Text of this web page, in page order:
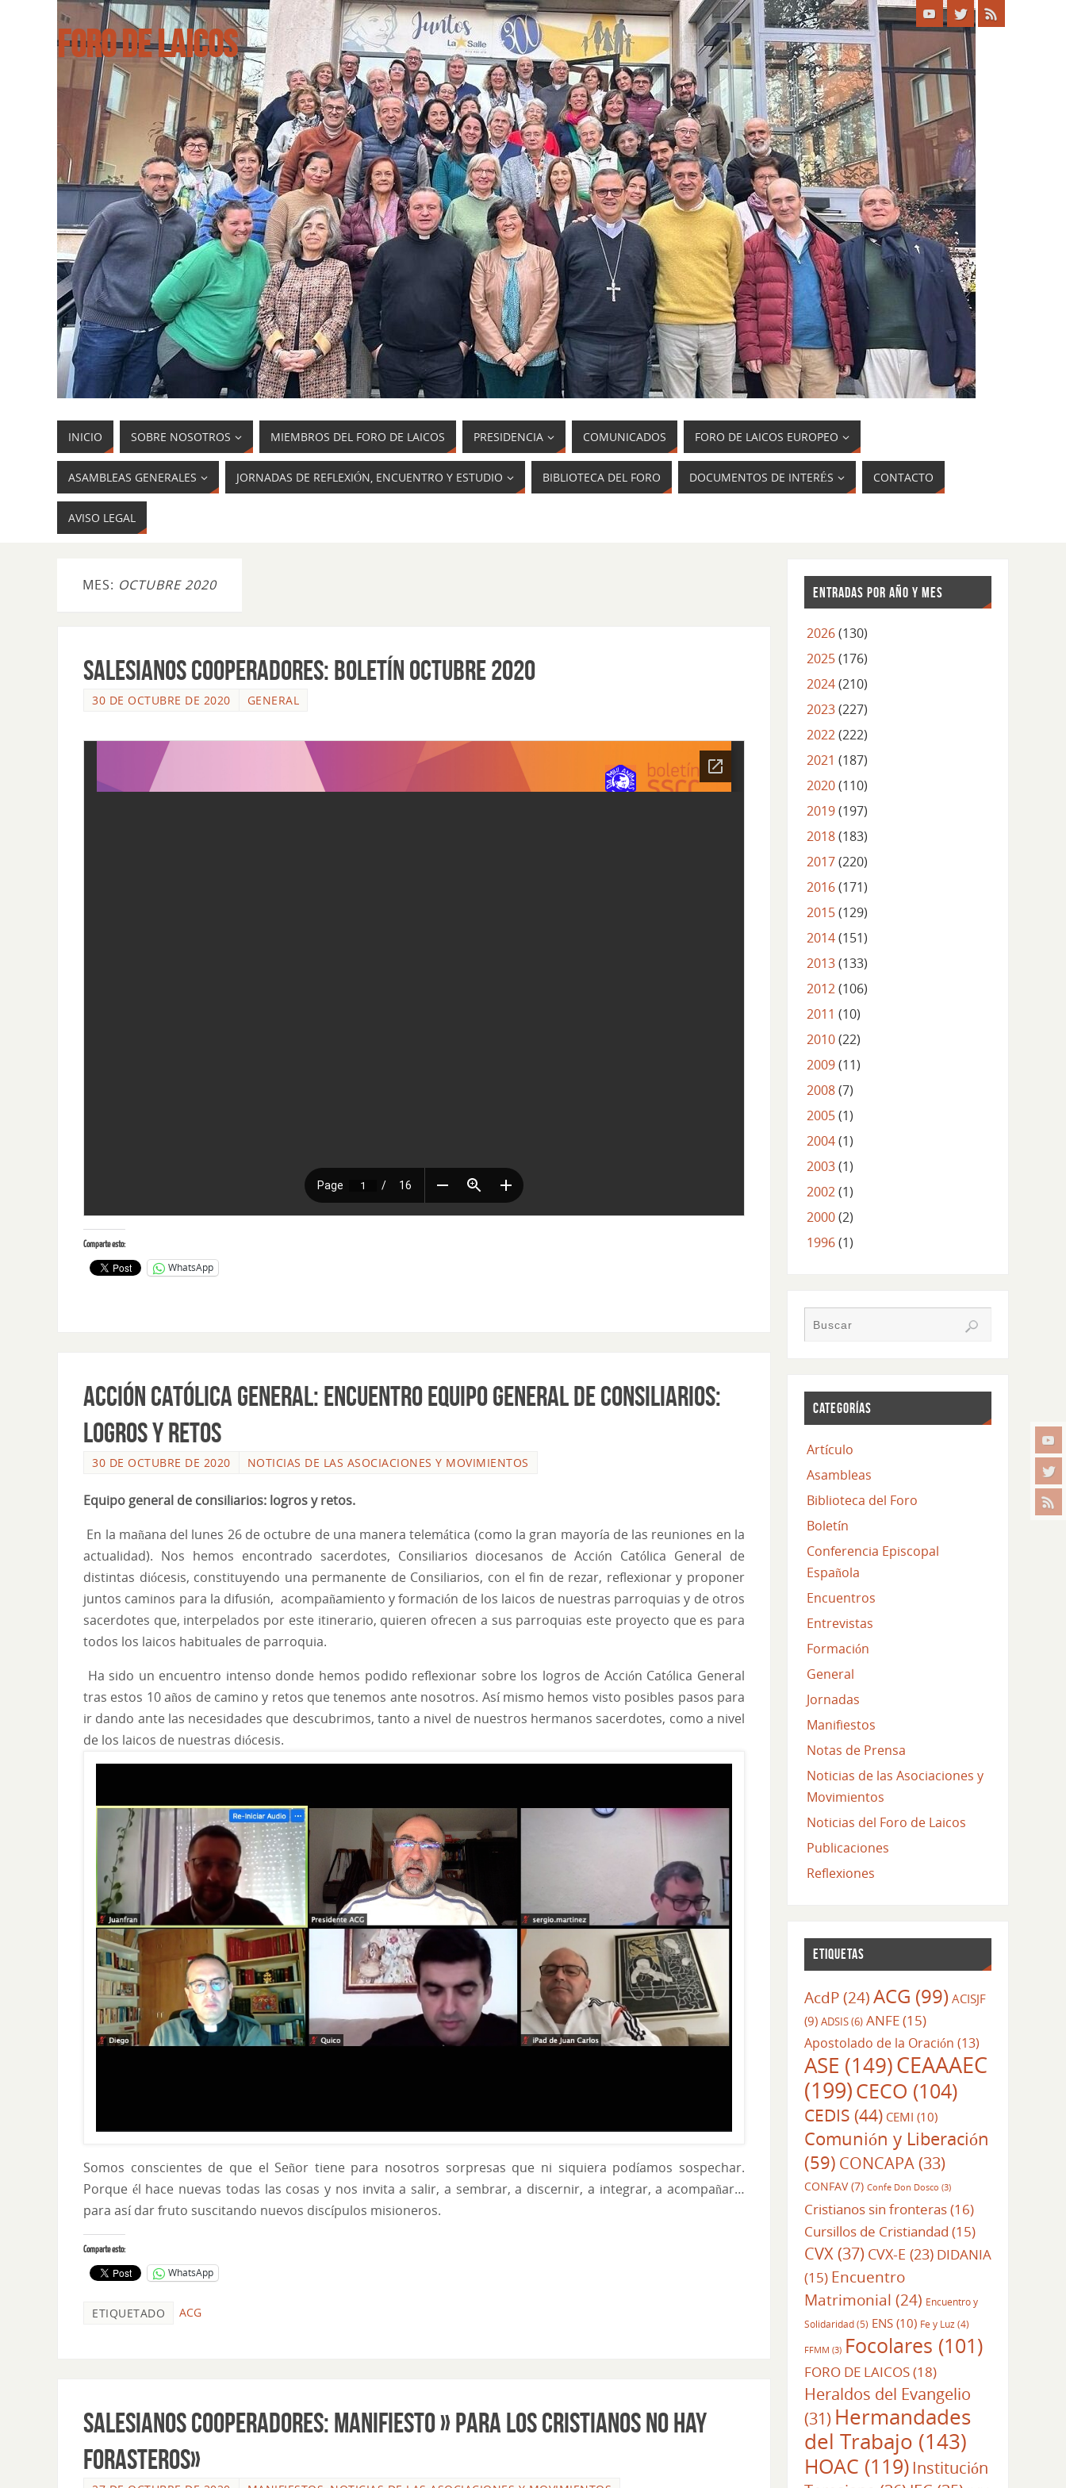
FORO DE LAICOS
INICIO SOBRE NOSOTROS MIEMBROS DEL FORO DE LAICOS PRESIDENCIA COMUNICADOS FORO DE LAICOS EUROPEO
ASAMBLEAS GENERALES JORNADAS DE REFLEXIÓN, ENCUENTRO Y ESTUDIO BIBLIOTECA DEL FORO DOCUMENTOS DE INTERÉS CONTACTO
AVISO LEGAL
MES: OCTUBRE 2020
SALESIANOS COOPERADORES: BOLETÍN OCTUBRE 2020
30 DE OCTUBRE DE 2020 GENERAL
Comparte esto:
WhatsApp
ACCIÓN CATÓLICA GENERAL: ENCUENTRO EQUIPO GENERAL DE CONSILIARIOS:
LOGROS Y RETOS
30 DE OCTUBRE DE 2020 NOTICIAS DE LAS ASOCIACIONES Y MOVIMIENTOS
Equipo general de consiliarios: logros y retos.
En la mañana del lunes 26 de octubre de una manera telemática (como la gran mayoría de las reuniones en la
actualidad). Nos hemos encontrado sacerdotes, Consiliarios diocesanos de Acción Católica General de
distintas diócesis, constituyendo una permanente de Consiliarios, con el fin de rezar, reflexionar y proponer
juntos caminos para la difusión, acompañamiento y formación de los laicos de nuestras parroquias y de otros
sacerdotes que, interpelados por este itinerario, quieren ofrecen a sus parroquias este proyecto que es para
todos los laicos habituales de parroquia.
Ha sido un encuentro intenso donde hemos podido reflexionar sobre los logros de Acción Católica General
tras estos 10 años de camino y retos que tenemos ante nosotros. Así mismo hemos visto posibles pasos para
ir dando ante las necesidades que descubrimos, tanto a nivel de nuestros hermanos sacerdotes, como a nivel
de los laicos de nuestras diócesis.
Somos conscientes de que el Señor tiene para nosotros sorpresas que ni siquiera podíamos sospechar.
Porque él hace nuevas todas las cosas y nos invita a salir, a sembrar, a discernir, a integrar, a acompañar…
para así dar fruto suscitando nuevos discípulos misioneros.
Comparte esto:
WhatsApp
ETIQUETADO ACG
SALESIANOS COOPERADORES: MANIFIESTO » PARA LOS CRISTIANOS NO HAY
FORASTEROS»
ENTRADAS POR AÑO Y MES
2026(130)
2025(176)
2024(210)
2023(227)
2022(222)
2021 (187)
2020(110)
2019(197)
2018(183)
2017(220)
2016(171)
2015(129)
2014(151)
2013(133)
2012(106)
2011 (10)
2010(22)
2009(11)
2008(7)
2005(1)
2004(1)
2003(1)
2002(1)
2000(2)
1996(1)
CATEGORÍAS
Artículo
Asambleas
Biblioteca del Foro
Boletín
Conferencia Episcopal
Española
Encuentros
Entrevistas
Formación
General
Jornadas
Manifiestos
Notas de Prensa
Noticias de las Asociaciones y
Movimientos
Noticias del Foro de Laicos
Publicaciones
Reflexiones
ETIQUETAS
AcdP(24) ACG (99) ACISJF
(9) ADSIS(6) ANFE(15)
Apostolado de la Oración (13)
ASE (149)CEAAAEC
(199)CECO (104)
CEDIS (44) CEMI (10)
Comunión y Liberación
(59) CONCAPA(33)
CONFAV(7) Confe Don Dosco (3)
Cristianos sin fronteras(16)
Cursillos de Cristiandad (15)
CVX(37) CVX-E (23) DIDANIA
(15) Encuentro
Matrimonial (24) Encuentro y
Solidaridad(5) ENS(10) Fe y Luz(4)
FFMM (3) Focolares (101)
FORO DE LAICOS(18)
Heraldos del Evangelio
(31) Hermandades
del Trabajo (143)
HOAC (119) Institución